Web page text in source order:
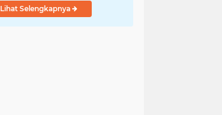
Lihat Selengkapnya